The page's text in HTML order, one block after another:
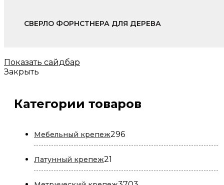
СВЕРЛО ФОРНСТНЕРА ДЛЯ ДЕРЕВА
Показать сайдбар
Закрыть
Категории товаров
Мебельный крепеж296296
товаров
Латунный крепеж21
товар